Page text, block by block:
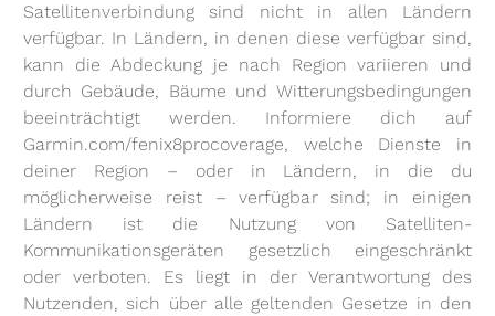
Satellitenverbindung sind nicht in allen Ländern
verfügbar. In Ländern, in denen diese verfügbar sind,
kann die Abdeckung je nach Region variieren und
durch Gebäude, Bäume und Witterungsbedingungen
beeinträchtigt werden. Informiere dich auf
Garmin.com/fenix8procoverage, welche Dienste in
deiner Region – oder in Ländern, in die du
möglicherweise reist – verfügbar sind; in einigen
Ländern ist die Nutzung von Satelliten-
Kommunikationsgeräten gesetzlich eingeschränkt
oder verboten. Es liegt in der Verantwortung des
Nutzenden, sich über alle geltenden Gesetze in den